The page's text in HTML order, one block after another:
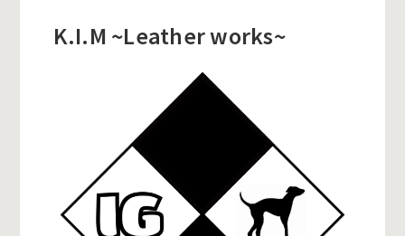
K.I.M ~Leather works~